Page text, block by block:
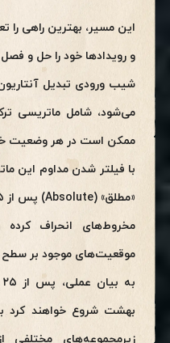
این مسیر، بهترین راهی
و رویدادها خود را حل و
شیب ورودی تبدیل
می‌شود، شامل ماتریسی
ممکن است در هر وضعیت
مخروط‌های انحراف کرده
موقعیت‌های موجود بر سطح
بهشت شروع خواهند کرد
زیرمجموعه‌های مختلفی